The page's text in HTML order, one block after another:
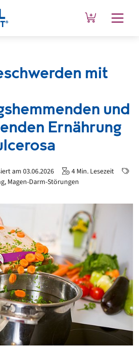
mit
und
Ernährung
am 03.06.2026 4 Min. Lesezeit
Magen-Darm-Störungen